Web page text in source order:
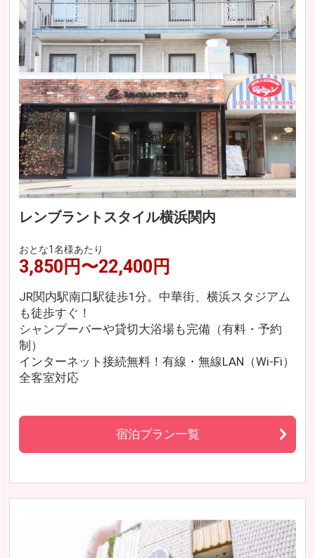
レンブラントスタイル横浜関内
おとな1名様あたり
3,850円〜22,400円
JR関内駅南口駅徒歩1分。中華街、横浜スタジアム
も徒歩すぐ！
シャンプーバーや貸切大浴場も完備（有料・予約
制）
インターネット接続無料！有線・無線LAN（Wi-Fi）
全客室対応
宿泊プラン一覧